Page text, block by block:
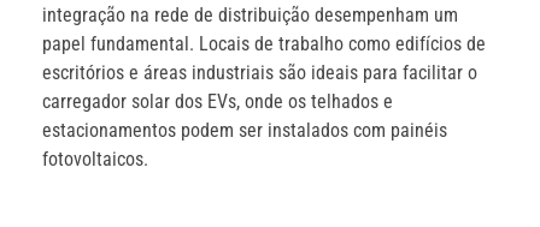
integração na rede de distribuição desempenham um
papel fundamental. Locais de trabalho como edifícios de
escritórios e áreas industriais são ideais para facilitar o
carregador solar dos EVs, onde os telhados e
estacionamentos podem ser instalados com painéis
fotovoltaicos.